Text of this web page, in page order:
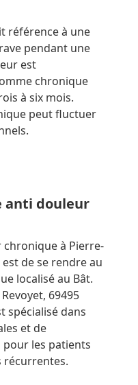
référence à une
pendant une
est
chronique
à six mois.
peut fluctuer
anti douleur
à Pierre-
de se rendre au
localisé au Bât.
69495
spécialisé dans
et de
les patients
récurrentes.